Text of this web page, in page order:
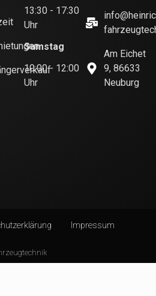
13:30 - 17:30
Uhr
Samstag
10:00 - 12:00
Uhr
Am Eichet
9, 86633
Neuburg
Impressum